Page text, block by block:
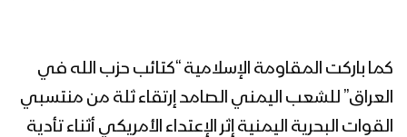
كما باركت المقاومة الإسلامية “كتائب حزب الله في
العراق” للشعب اليمني الصامد إرتقاء ثلة من منتسبي
القوات البحرية اليمنية إثر الإعتداء الأمريكي أثناء تأدية